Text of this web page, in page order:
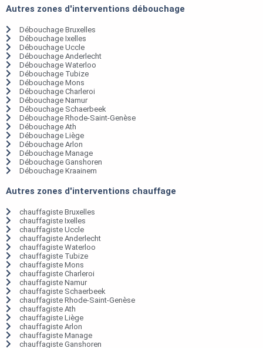
Autres zones d'interventions débouchage
Débouchage Bruxelles
Débouchage Ixelles
Débouchage Uccle
Débouchage Anderlecht
Débouchage Waterloo
Débouchage Tubize
Débouchage Mons
Débouchage Charleroi
Débouchage Namur
Débouchage Schaerbeek
Débouchage Rhode-Saint-Genèse
Débouchage Ath
Débouchage Liège
Débouchage Arlon
Débouchage Manage
Débouchage Ganshoren
Débouchage Kraainem
Autres zones d'interventions chauffage
chauffagiste Bruxelles
chauffagiste Ixelles
chauffagiste Uccle
chauffagiste Anderlecht
chauffagiste Waterloo
chauffagiste Tubize
chauffagiste Mons
chauffagiste Charleroi
chauffagiste Namur
chauffagiste Schaerbeek
chauffagiste Rhode-Saint-Genèse
chauffagiste Ath
chauffagiste Liège
chauffagiste Arlon
chauffagiste Manage
chauffagiste Ganshoren